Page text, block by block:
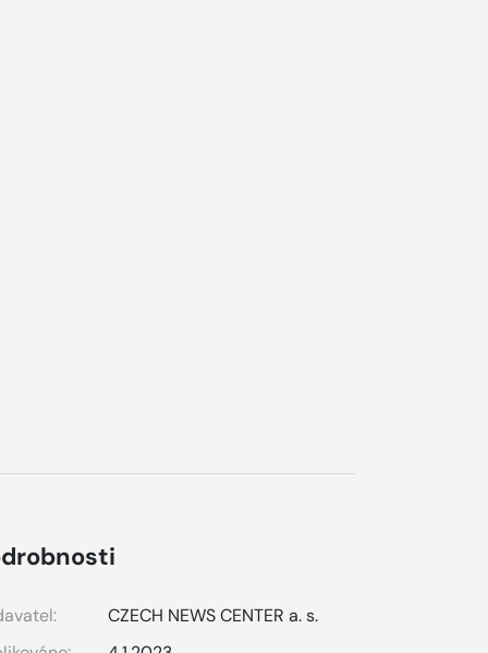
CZECH NEWS CENTER a. s.